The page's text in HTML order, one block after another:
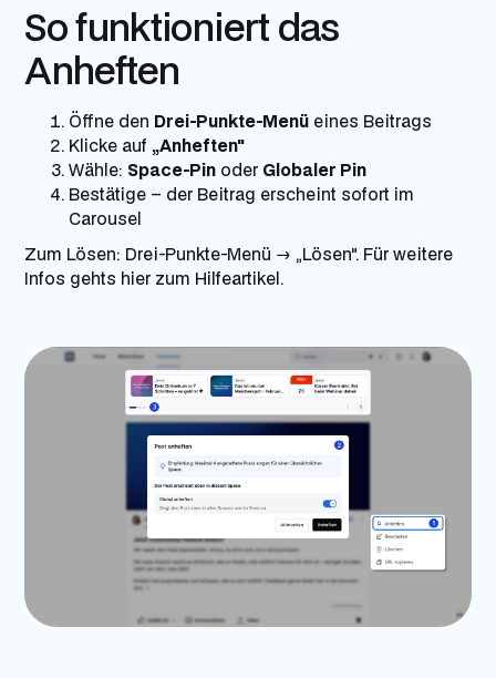
So funktioniert das
Anheften
Öffne den Drei-Punkte-Menü eines Beitrags
Klicke auf „Anheften"
Wähle: Space-Pin oder Globaler Pin
Bestätige – der Beitrag erscheint sofort im
Carousel
Zum Lösen: Drei-Punkte-Menü → „Lösen". Für weitere
Infos gehts hier zum Hilfeartikel.